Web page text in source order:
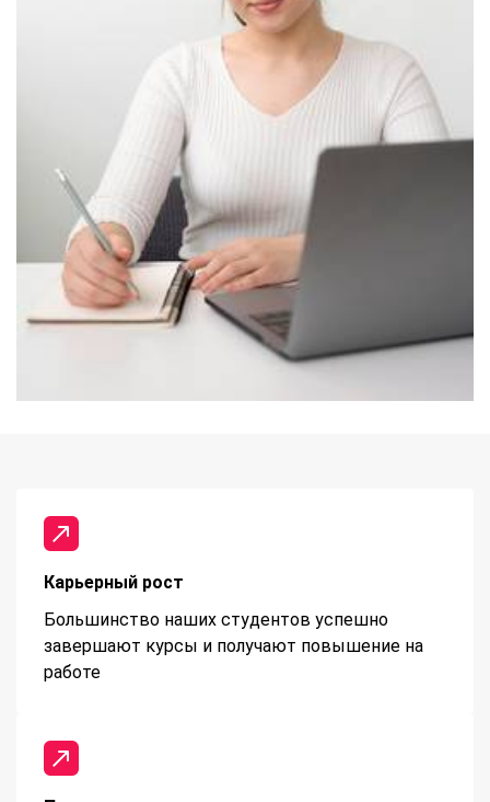
Карьерный рост
Большинство наших студентов успешно
завершают курсы и получают повышение на
работе